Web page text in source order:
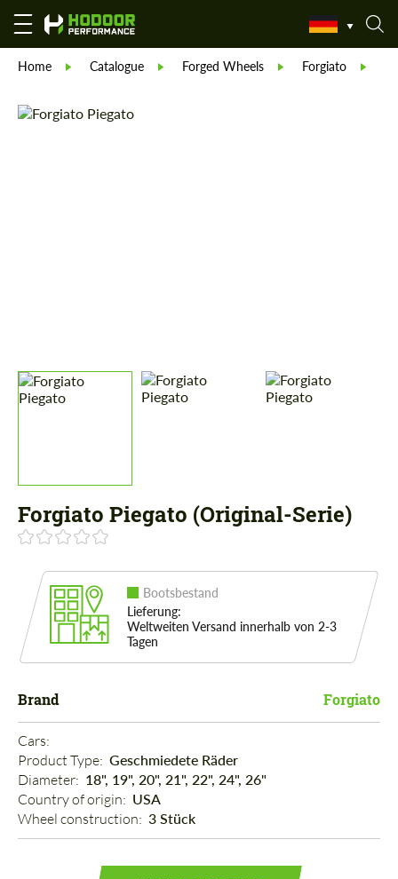
Home Catalogue Forged Wheels Forgiato
Forgiato Piegato (Original-Serie)
Bootsbestand
Lieferung:
Weltweiten Versand innerhalb von 2-3
Tagen
Brand Forgiato
Cars:
Product Type: Geschmiedete Räder
Diameter: 18", 19", 20", 21", 22", 24", 26"
Country of origin: USA
Wheel construction: 3 Stück